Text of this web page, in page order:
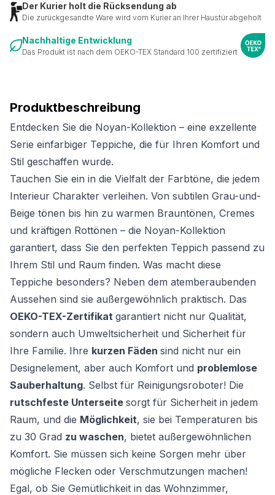
Produktbeschreibung
Entdecken Sie die Noyan-Kollektion – eine exzellente
Serie einfarbiger Teppiche, die für Ihren Komfort und
Stil geschaffen wurde.
Tauchen Sie ein in die Vielfalt der Farbtöne, die jedem
Interieur Charakter verleihen. Von subtilen Grau-und-
Beige tönen bis hin zu warmen Brauntönen, Cremes
und kräftigen Rottönen – die Noyan-Kollektion
garantiert, dass Sie den perfekten Teppich passend zu
Ihrem Stil und Raum finden. Was macht diese
Teppiche besonders? Neben dem atemberaubenden
Aussehen sind sie außergewöhnlich praktisch. Das
OEKO-TEX-Zertifikat garantiert nicht nur Qualität,
sondern auch Umweltsicherheit und Sicherheit für
Ihre Familie. Ihre kurzen Fäden sind nicht nur ein
Designelement, aber auch Komfort und problemlose
Sauberhaltung. Selbst für Reinigungsroboter! Die
rutschfeste Unterseite sorgt für Sicherheit in jedem
Raum, und die Möglichkeit, sie bei Temperaturen bis
zu 30 Grad zu waschen, bietet außergewöhnlichen
Komfort. Sie müssen sich keine Sorgen mehr über
mögliche Flecken oder Verschmutzungen machen!
Egal, ob Sie Gemütlichkeit in das Wohnzimmer,
Der Kurier holt die Rücksendung ab
Die zurückgesandte Ware wird vom Kurier an Ihrer Haustür abgeholt
Nachhaltige Entwicklung
Das Produkt ist nach dem OEKO-TEX Standard 100 zertifiziert